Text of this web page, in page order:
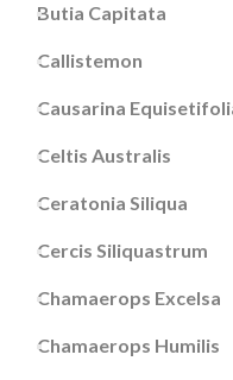
Butia Capitata
Callistemon
Causarina
Celtis Australis
Ceratonia Siliqua
Cercis Siliquastrum
Chamaerops Excelsa
Chamaerops Humilis